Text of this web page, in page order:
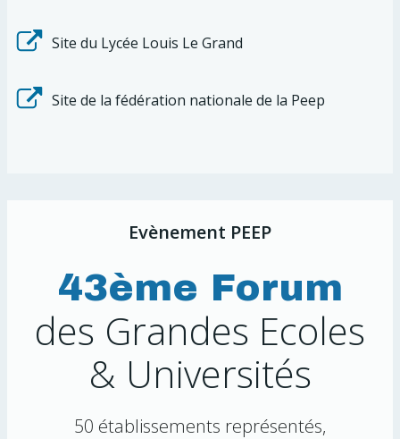
Site du Lycée Louis Le Grand
Site de la fédération nationale de la Peep
Evènement PEEP
43ème Forum
des Grandes Ecoles
& Universités
50 établissements représentés,